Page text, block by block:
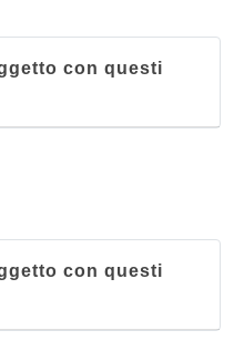
con questi
con questi